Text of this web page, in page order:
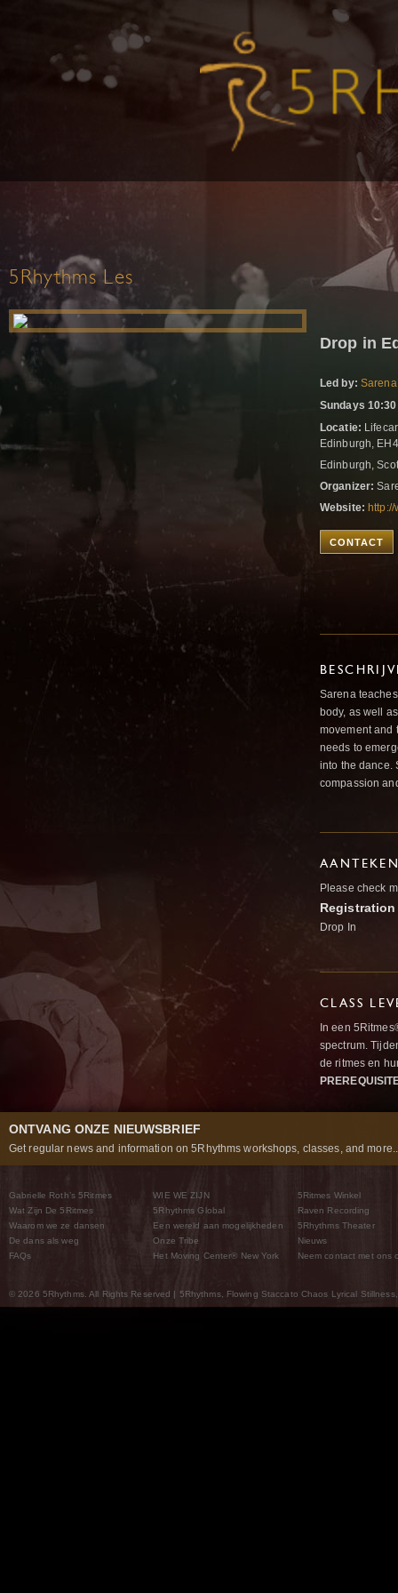
5Rhythms Les
Drop in
Led by:
Sundays
Locatie:
Edinburgh,
Edinburgh,
Organizer:
Website:
CONTACT
Sarena
body, as well
movement and
needs to
into the dance.
compassion
Please check
Drop In
CLASS
In een
spectrum.
de ritmes en
ONTVANG ONZE NIEUWSBRIEF
Get regular news and information on 5Rhythms workshops, classes, and
Gabrielle Roth’s 5Ritmes
Wat Zijn De 5Ritmes
Waarom we ze dansen
De dans als weg
FAQs
WIE WE ZIJN
5Rhythms Global
Een wereld aan mogelijkheden
Onze Tribe
Het Moving Center® New York
5Ritmes Winkel
Raven Recording
5Rhythms Theater
Nieuws
Neem contact met ons
© 2026 5Rhythms. All Rights Reserved | 5Rhythms, Flowing Staccato Chaos Lyrical